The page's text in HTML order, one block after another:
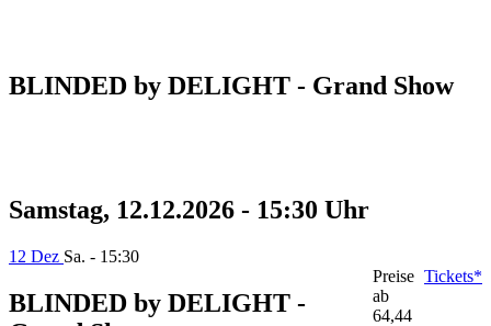
BLINDED by DELIGHT - Grand Show
Samstag, 12.12.2026 - 15:30 Uhr
12 Dez Sa. - 15:30
BLINDED by DELIGHT -
Preise
ab
64,44
Tickets*